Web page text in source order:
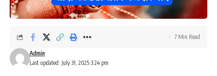
Last updated: July 31, 2025 3:24 pm
Admin
7 Min Read